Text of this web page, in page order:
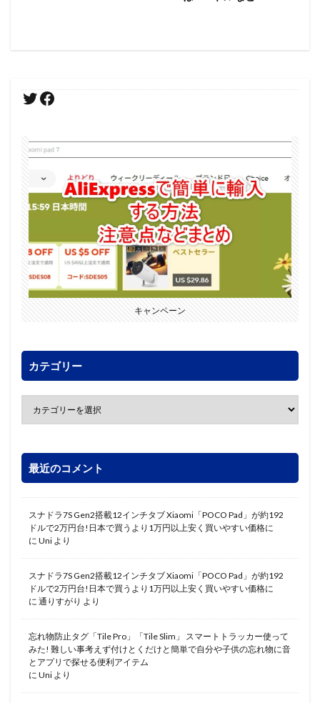
キャンペーン
カテゴリー
最近のコメント
スナドラ7S Gen2搭載12インチタブ Xiaomi「POCO Pad」が約192
ドルで2万円台!日本で買うより1万円以上安く買いやすい価格に
に Uni より
スナドラ7S Gen2搭載12インチタブ Xiaomi「POCO Pad」が約192
ドルで2万円台!日本で買うより1万円以上安く買いやすい価格に
に 通りすがり より
忘れ物防止タグ「Tile Pro」「Tile Slim」 スマートトラッカー使って
みた! 難しい事考えず付けとくだけと簡単で自分や子供の忘れ物に音
とアプリで探せる便利アイテム
に Uni より